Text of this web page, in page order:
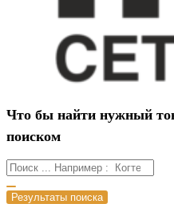
Что бы найти нужный
поиском
Результаты поиска